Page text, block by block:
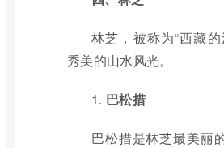
林芝，被称为“西藏
秀美的山水风光。
1. 巴松措
巴松措是林芝最美丽